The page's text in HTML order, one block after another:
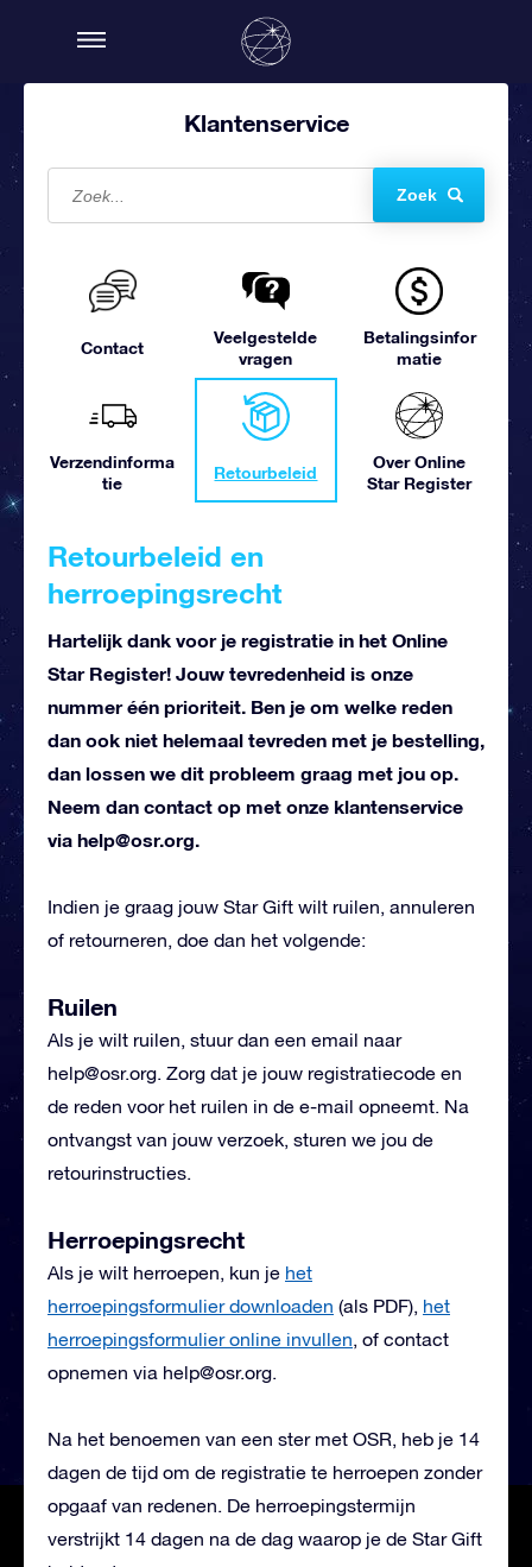
Klantenservice
Zoek
Contact
Veelgestelde
vragen
Betalingsinfor
matie
Verzendinforma
tie
Retourbeleid
Over Online
Star Register
Retourbeleid en
herroepingsrecht
Hartelijk dank voor je registratie in het Online
Star Register! Jouw tevredenheid is onze
nummer één prioriteit. Ben je om welke reden
dan ook niet helemaal tevreden met je bestelling,
dan lossen we dit probleem graag met jou op.
Neem dan contact op met onze klantenservice
via help@osr.org.
Indien je graag jouw Star Gift wilt ruilen, annuleren
of retourneren, doe dan het volgende:
Ruilen
Als je wilt ruilen, stuur dan een email naar
help@osr.org. Zorg dat je jouw registratiecode en
de reden voor het ruilen in de e-mail opneemt. Na
ontvangst van jouw verzoek, sturen we jou de
retourinstructies.
Herroepingsrecht
Als je wilt herroepen, kun je het
herroepingsformulier downloaden (als PDF), het
herroepingsformulier online invullen, of contact
opnemen via help@osr.org.
Na het benoemen van een ster met OSR, heb je 14
dagen de tijd om de registratie te herroepen zonder
opgaaf van redenen. De herroepingstermijn
verstrijkt 14 dagen na de dag waarop je de Star Gift